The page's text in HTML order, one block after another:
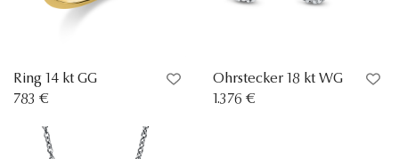
Ring 14 kt GG
783 €
Ohrstecker 18 kt WG
1.376 €